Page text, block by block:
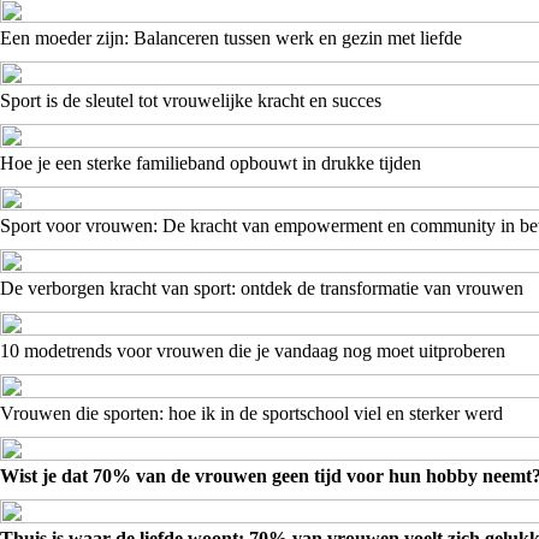
Een moeder zijn: Balanceren tussen werk en gezin met liefde
Sport is de sleutel tot vrouwelijke kracht en succes
Hoe je een sterke familieband opbouwt in drukke tijden
Sport voor vrouwen: De kracht van empowerment en community in
De verborgen kracht van sport: ontdek de transformatie van vrouwen
10 modetrends voor vrouwen die je vandaag nog moet uitproberen
Vrouwen die sporten: hoe ik in de sportschool viel en sterker werd
Wist je dat 70% van de vrouwen geen tijd voor hun hobby neemt?